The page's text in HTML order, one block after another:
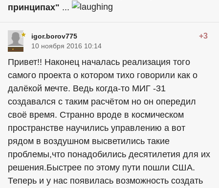
принципах" ...
igor.borov775 +3
10 ноября 2016 10:14
Привет!! Наконец началась реализация того
самого проекта о котором тихо говорили как о
далёкой мечте. Ведь когда-то МИГ -31
создавался с таким расчётом но он опередил
своё время. Странно вроде в космическом
пространстве научились управлению а вот
рядом в воздушном высветились такие
проблемы,что понадобились десятилетия для их
решения.Быстрее по этому пути пошли США.
Теперь и у нас появилась возможность создать